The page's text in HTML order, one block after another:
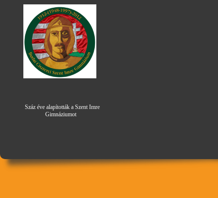
Száz éve alapították a Szent Imre
Gimnáziumot